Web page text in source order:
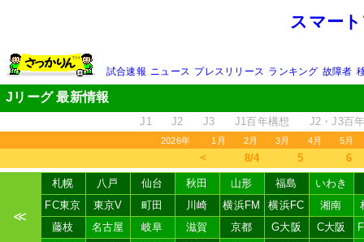
スマー
試合速報 ニュース プレスリリース ランキング 故障者
Jリーグ 最新情報
J1 J2 J3 J1百年構想 J2・J3百
2026年 1月 2月 3月 4月 5月
＜ 8/4 5 6
≪
札幌 八戸 仙台 秋田 山形 福島
いわき
FC東京
東京V 町田 川崎 横浜FM 横浜FC 湘南
藤枝
名古屋 岐阜 滋賀 京都 G大阪 C大阪